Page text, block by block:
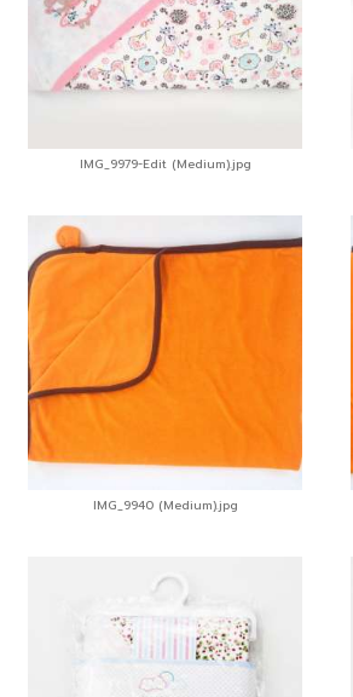
IMG_9979-Edit (Medium).jpg
IMG_9940 (Medium).jpg